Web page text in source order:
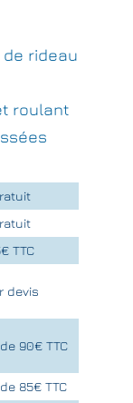
rideau
roulant
TTC
devis
90€ TTC
85€ TTC